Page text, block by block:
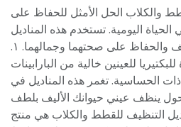
والكلاب الحل الأمثل للحفاظ على
اليومية. تستخدم هذه المناديل
لتنظيف عيني صديقك الأليف والحفاظ على صحتهما وجمالهما. ١.
للعينين خالية من البارابينات
ذات الحساسية. تغمر هذه المناديل في
ينظف عيني حيوانك الأليف بلطف
- مناديل التنظيف للقطط والكلاب هي منتج